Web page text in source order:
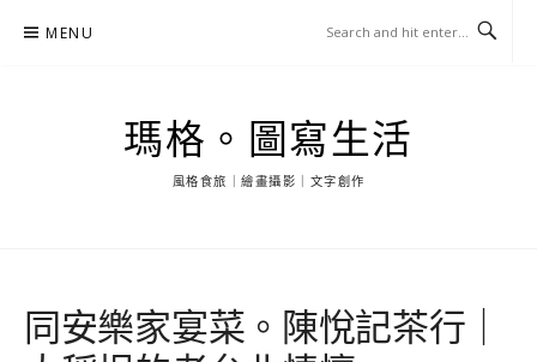
MENU
瑪格。圖寫生活
風格食旅｜繪畫攝影｜文字創作
同安樂家宴菜。陳悅記茶行｜